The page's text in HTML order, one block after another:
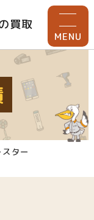
買取
MENU
ター